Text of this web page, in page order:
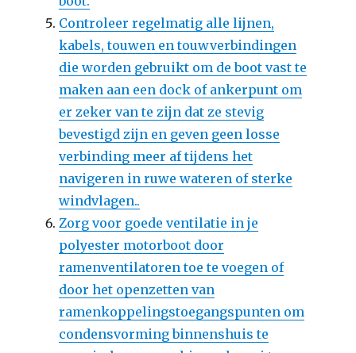
Controleer regelmatig alle lijnen,
kabels, touwen en touwverbindingen
die worden gebruikt om de boot vast te
maken aan een dock of ankerpunt om
er zeker van te zijn dat ze stevig
bevestigd zijn en geven geen losse
verbinding meer af tijdens het
navigeren in ruwe wateren of sterke
windvlagen..
Zorg voor goede ventilatie in je
polyester motorboot door
ramenventilatoren toe te voegen of
door het openzetten van
ramenkoppelingstoegangspunten om
condensvorming binnenshuis te